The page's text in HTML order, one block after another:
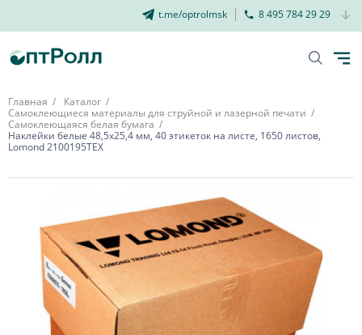
t.me/optrolmsk 8 495 784 29 29
Главная
Каталог
Самоклеющиеся материалы для струйной и лазерной печати
Самоклеющаяся белая бумага
Наклейки белые 48,5х25,4 мм, 40 этикеток на листе, 1650 листов,
Lomond 2100195ТЕХ